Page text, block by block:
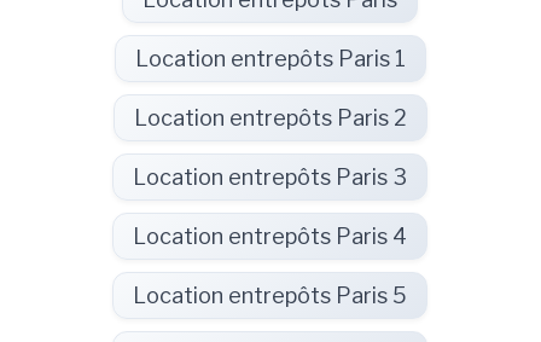
Location entrepôts Paris 1
Location entrepôts Paris 2
Location entrepôts Paris 3
Location entrepôts Paris 4
Location entrepôts Paris 5